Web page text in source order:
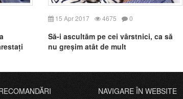
15 Apr 2017 4675 0
Să-i ascultăm pe cei vârstnici, ca să
nu greșim atât de mult
NAVIGARE ÎN WEBSITE